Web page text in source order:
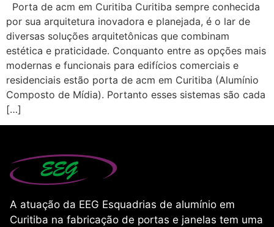
Porta de acm em Curitiba Curitiba sempre conhecida
por sua arquitetura inovadora e planejada, é o lar de
diversas soluções arquitetônicas que combinam
estética e praticidade. Conquanto entre as opções mais
modernas e funcionais para edifícios comerciais e
residenciais estão porta de acm em Curitiba (Alumínio
Composto de Mídia). Portanto esses sistemas são cada
[…]
A atuação da EEG Esquadrias de alumínio em
Curitiba na fabricação de portas e janelas tem uma